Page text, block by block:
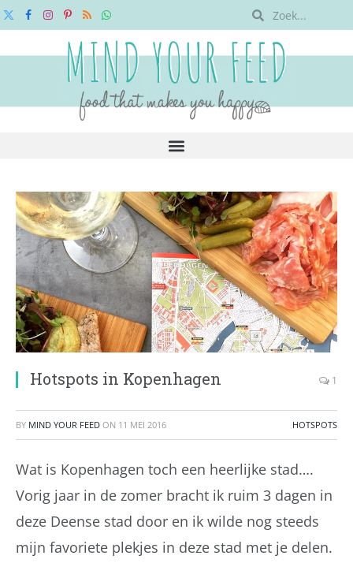
X
FacebookInstagram
Pinterest
RSSWhatsApp
Hotspots in Kopenhagen 1
BY MIND YOUR FEED ON 11 MEI 2016 HOTSPOTS
Wat is Kopenhagen toch een heerlijke stad….
Vorig jaar in de zomer bracht ik ruim 3 dagen in
deze Deense stad door en ik wilde nog steeds
mijn favoriete plekjes in deze stad met je delen.